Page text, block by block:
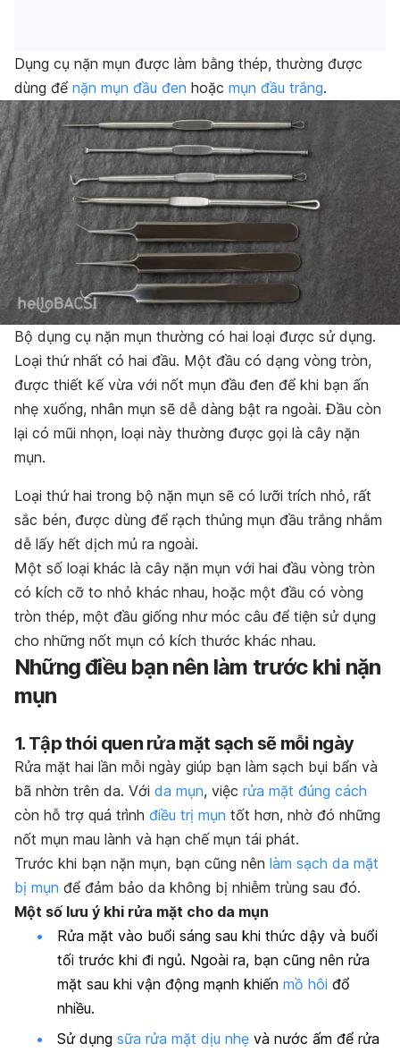
Dụng cụ nặn mụn được làm bằng thép, thường được
dùng để nặn mụn đầu đen hoặc mụn đầu trắng.
Bộ dụng cụ nặn mụn thường có hai loại được sử dụng.
Loại thứ nhất có hai đầu. Một đầu có dạng vòng tròn,
được thiết kế vừa với nốt mụn đầu đen để khi bạn ấn
nhẹ xuống, nhân mụn sẽ dễ dàng bật ra ngoài. Đầu còn
lại có mũi nhọn, loại này thường được gọi là cây nặn
mụn.
Loại thứ hai trong bộ nặn mụn sẽ có lưỡi trích nhỏ, rất
sắc bén, được dùng để rạch thủng mụn đầu trắng nhằm
dễ lấy hết dịch mủ ra ngoài.
Một số loại khác là cây nặn mụn với hai đầu vòng tròn
có kích cỡ to nhỏ khác nhau, hoặc một đầu có vòng
tròn thép, một đầu giống như móc câu để tiện sử dụng
cho những nốt mụn có kích thước khác nhau.
Những điều bạn nên làm trước khi nặn
mụn
1. Tập thói quen rửa mặt sạch sẽ mỗi ngày
Rửa mặt hai lần mỗi ngày giúp bạn làm sạch bụi bẩn và
bã nhờn trên da. Với da mụn, việc rửa mặt đúng cách
còn hỗ trợ quá trình điều trị mụn tốt hơn, nhờ đó những
nốt mụn mau lành và hạn chế mụn tái phát.
Trước khi bạn nặn mụn, bạn cũng nên làm sạch da mặt
bị mụn để đảm bảo da không bị nhiễm trùng sau đó.
Một số lưu ý khi rửa mặt cho da mụn
Rửa mặt vào buổi sáng sau khi thức dậy và buổi
tối trước khi đi ngủ. Ngoài ra, bạn cũng nên rửa
mặt sau khi vận động mạnh khiến mồ hôi đổ
nhiều.
Sử dụng sữa rửa mặt dịu nhẹ và nước ấm để rửa